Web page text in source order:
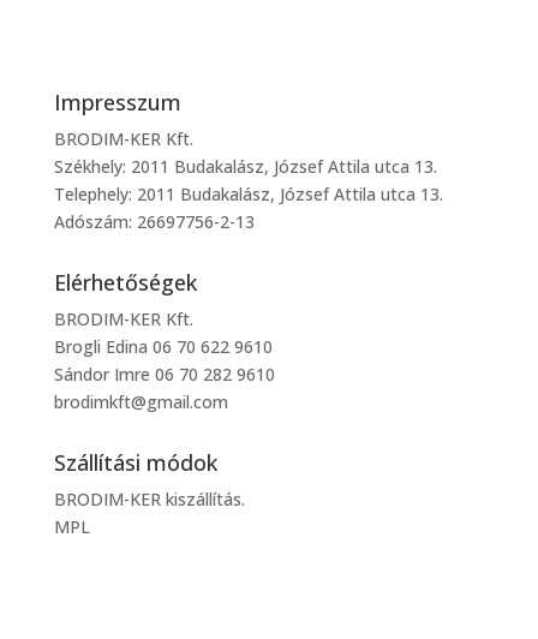
Impresszum
BRODIM-KER Kft.
Székhely: 2011 Budakalász, József Attila utca 13.
Telephely: 2011 Budakalász, József Attila utca 13.
Adószám: 26697756-2-13
Elérhetőségek
BRODIM-KER Kft.
Brogli Edina 06 70 622 9610
Sándor Imre 06 70 282 9610
brodimkft@gmail.com
Szállítási módok
BRODIM-KER kiszállítás.
MPL